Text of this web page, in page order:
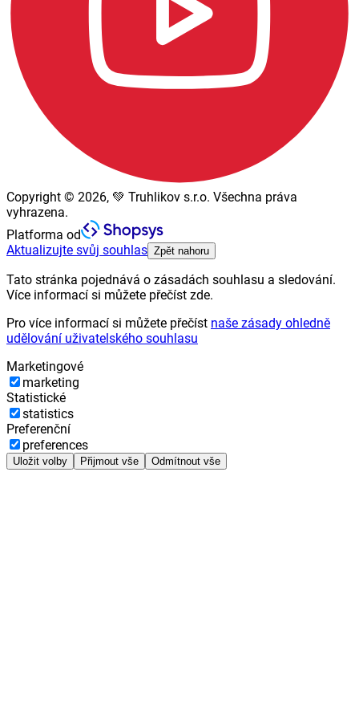
Copyright © 2026, 💚 Truhlikov s.r.o. Všechna práva
vyhrazena.
Platforma od
Aktualizujte svůj souhlas Zpět nahoru
Tato stránka pojednává o zásadách souhlasu a sledování.
Více informací si můžete přečíst zde.
Pro více informací si můžete přečíst naše zásady ohledně
udělování uživatelského souhlasu
Marketingové
marketing
Statistické
statistics
Preferenční
preferences
Uložit volby Přijmout vše Odmítnout vše